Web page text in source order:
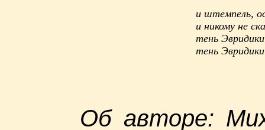
и штемпель,
и никому не
тень
тень
Об авторе: